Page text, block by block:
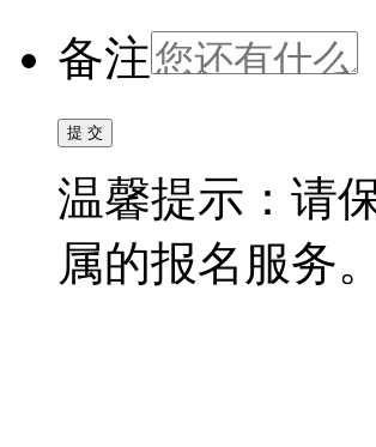
备注
温馨提示：请
属的报名服务。